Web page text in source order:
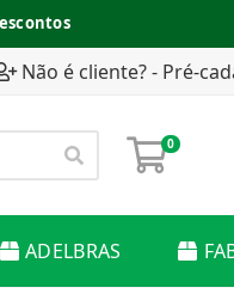
Não é cliente? - Pré-
0
ADELBRAS